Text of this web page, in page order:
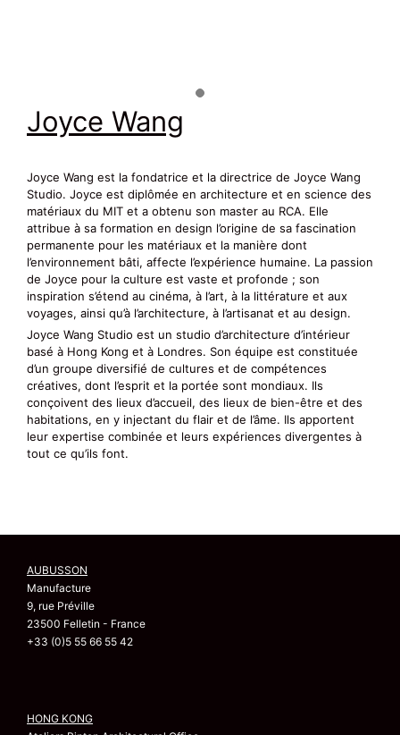
Joyce Wang
Joyce Wang est la fondatrice et la directrice de Joyce Wang
Studio. Joyce est diplômée en architecture et en science des
matériaux du MIT et a obtenu son master au RCA. Elle
attribue à sa formation en design l’origine de sa fascination
permanente pour les matériaux et la manière dont
l’environnement bâti, affecte l’expérience humaine. La passion
de Joyce pour la culture est vaste et profonde ; son
inspiration s’étend au cinéma, à l’art, à la littérature et aux
voyages, ainsi qu’à l’architecture, à l’artisanat et au design.
Joyce Wang Studio est un studio d’architecture d’intérieur
basé à Hong Kong et à Londres. Son équipe est constituée
d’un groupe diversifié de cultures et de compétences
créatives, dont l’esprit et la portée sont mondiaux. Ils
conçoivent des lieux d’accueil, des lieux de bien-être et des
habitations, en y injectant du flair et de l’âme. Ils apportent
leur expertise combinée et leurs expériences divergentes à
tout ce qu’ils font.
AUBUSSON
Manufacture
9, rue Préville
23500 Felletin - France
+33 (0)5 55 66 55 42
HONG KONG